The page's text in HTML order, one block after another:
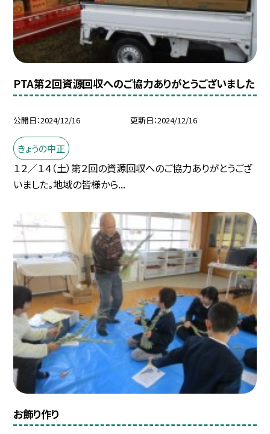
PTA第２回資源回収へのご協力ありがとうございました
公開日 2024/12/16 更新日 2024/12/16
きょうの中正
１２／１４（土）第２回の資源回収へのご協力ありがとうござ
いました。地域の皆様から...
お飾り作り